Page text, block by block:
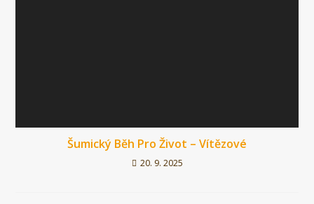
Šumický Běh Pro Život – Vítězové
20. 9. 2025